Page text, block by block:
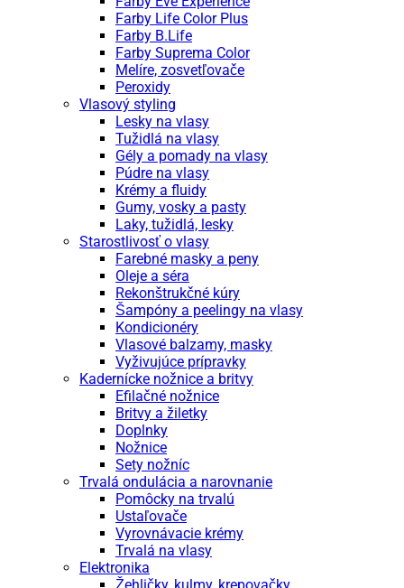
Farby Life Color Plus
Farby B.Life
Farby Suprema Color
Melíre, zosvetľovače
Peroxidy
Vlasový styling
Lesky na vlasy
Tužidlá na vlasy
Gély a pomady na vlasy
Púdre na vlasy
Krémy a fluidy
Gumy, vosky a pasty
Laky, tužidlá, lesky
Starostlivosť o vlasy
Farebné masky a peny
Oleje a séra
Rekonštrukčné kúry
Šampóny a peelingy na vlasy
Kondicionéry
Vlasové balzamy, masky
Vyživujúce prípravky
Kadernícke nožnice a britvy
Efilačné nožnice
Britvy a žiletky
Doplnky
Nožnice
Sety nožníc
Trvalá ondulácia a narovnanie
Pomôcky na trvalú
Ustaľovače
Vyrovnávacie krémy
Trvalá na vlasy
Elektronika